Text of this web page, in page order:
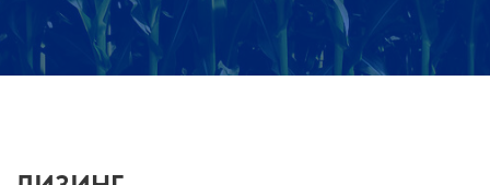
ПЛУГИ БОРОНЫ
ТЕХНИКЕ